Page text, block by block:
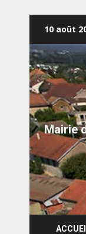
content
10 août
Mairie